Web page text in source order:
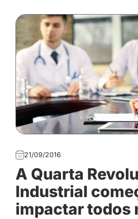
21/09/2016
A Quarta
Industrial
impactar todos